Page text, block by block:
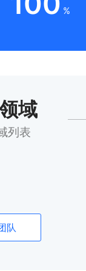
%
域
列表
队